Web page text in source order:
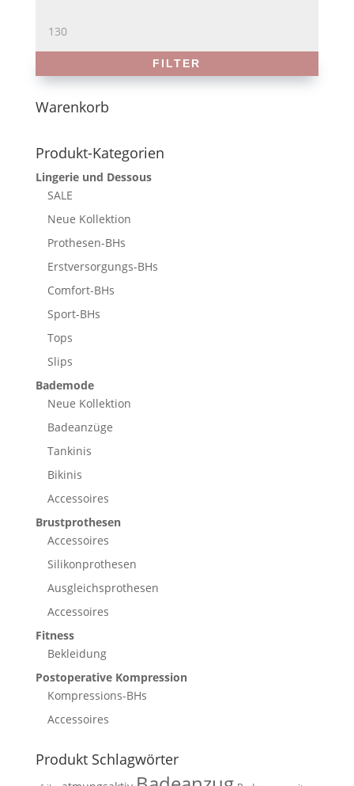
FILTER
Warenkorb
Produkt-Kategorien
Lingerie und Dessous
SALE
Neue Kollektion
Prothesen-BHs
Erstversorgungs-BHs
Comfort-BHs
Sport-BHs
Tops
Slips
Bademode
Neue Kollektion
Badeanzüge
Tankinis
Bikinis
Accessoires
Brustprothesen
Accessoires
Silikonprothesen
Ausgleichsprothesen
Accessoires
Fitness
Bekleidung
Postoperative Kompression
Kompressions-BHs
Accessoires
Produkt Schlagwörter